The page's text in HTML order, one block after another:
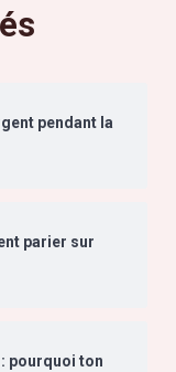
pendant la
parier sur
pourquoi ton